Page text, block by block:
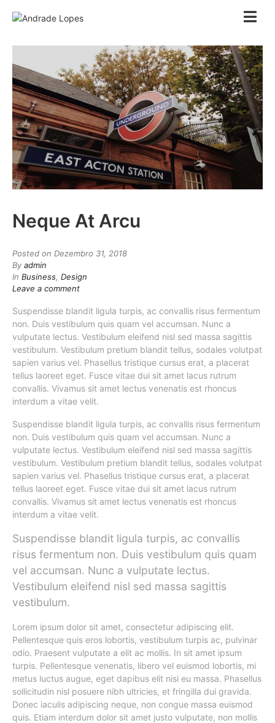
Posted on Dezembro 31, 2018
By admin
In Business, Design
Leave a comment
Neque At Arcu
Suspendisse blandit ligula turpis, ac convallis risus fermentum
non. Duis vestibulum quis quam vel accumsan. Nunc a
vulputate lectus. Vestibulum eleifend nisl sed massa sagittis
vestibulum. Vestibulum pretium blandit tellus, sodales volutpat
sapien varius vel. Phasellus tristique cursus erat, a placerat
tellus laoreet eget. Fusce vitae dui sit amet lacus rutrum
convallis. Vivamus sit amet lectus venenatis est rhoncus
interdum a vitae velit.
Suspendisse blandit ligula turpis, ac convallis risus fermentum
non. Duis vestibulum quis quam vel accumsan. Nunc a
vulputate lectus. Vestibulum eleifend nisl sed massa sagittis
vestibulum. Vestibulum pretium blandit tellus, sodales volutpat
sapien varius vel. Phasellus tristique cursus erat, a placerat
tellus laoreet eget. Fusce vitae dui sit amet lacus rutrum
convallis. Vivamus sit amet lectus venenatis est rhoncus
interdum a vitae velit.
Suspendisse blandit ligula turpis, ac convallis
risus fermentum non. Duis vestibulum quis quam
vel accumsan. Nunc a vulputate lectus.
Vestibulum eleifend nisl sed massa sagittis
vestibulum.
Lorem ipsum dolor sit amet, consectetur adipiscing elit.
Pellentesque quis eros lobortis, vestibulum turpis ac, pulvinar
odio. Praesent vulputate a elit ac mollis. In sit amet ipsum
turpis. Pellentesque venenatis, libero vel euismod lobortis, mi
metus luctus augue, eget dapibus elit nisi eu massa. Phasellus
sollicitudin nisl posuere nibh ultricies, et fringilla dui gravida.
Donec iaculis adipiscing neque, non congue massa euismod
quis. Etiam interdum dolor sit amet justo vulputate, non mollis